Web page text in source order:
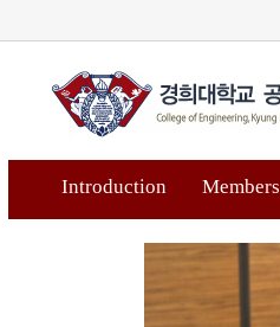
Introduction Members